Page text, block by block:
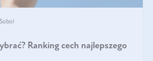
Ranking cech najlepszego